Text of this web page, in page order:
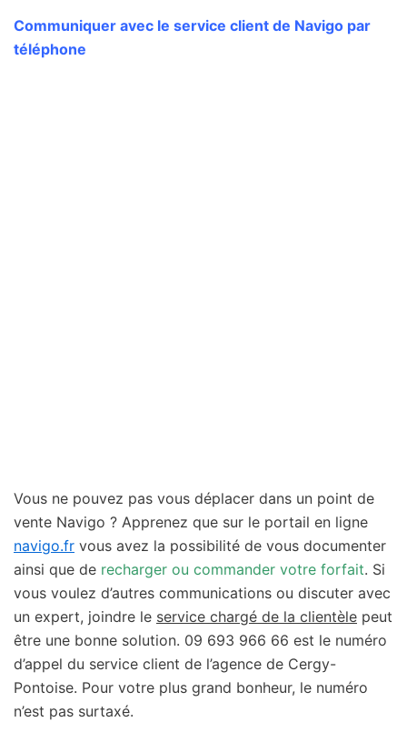
Communiquer avec le service client de Navigo par
téléphone
Vous ne pouvez pas vous déplacer dans un point de
vente Navigo ? Apprenez que sur le portail en ligne
navigo.fr vous avez la possibilité de vous documenter
ainsi que de recharger ou commander votre forfait. Si
vous voulez d’autres communications ou discuter avec
un expert, joindre le service chargé de la clientèle peut
être une bonne solution. 09 693 966 66 est le numéro
d’appel du service client de l’agence de Cergy-
Pontoise. Pour votre plus grand bonheur, le numéro
n’est pas surtaxé.